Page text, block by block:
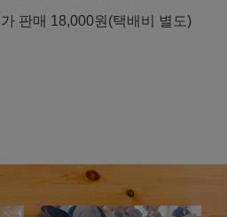
판매 18,000원(택배비 별도)